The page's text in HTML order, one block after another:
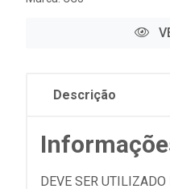
Descrição
DEVE SER